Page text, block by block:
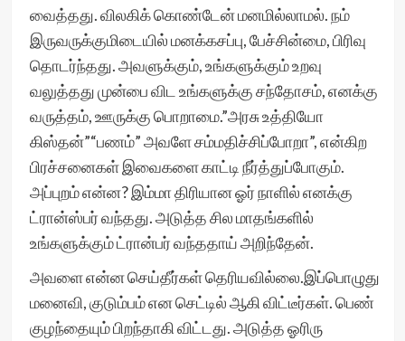
வைத்தது. விலகிக் கொண்டேன் மனமில்லாமல். நம்
இருவருக்குமிடையில் மனக்கசப்பு, பேச்சின்மை, பிரிவு
தொடர்ந்தது. அவளுக்கும், உங்களுக்கும் உறவு
வலுத்தது முன்பை விட உங்களுக்கு சந்தோசம், எனக்கு
வருத்தம், ஊருக்கு பொறாமை.”அரசு உத்தியோ
கிஸ்தன்”“பணம்” அவளே சம்மதிச்சிப்போறா”, என்கிற
பிரச்சனைகள் இவைகளை காட்டி நீர்த்துப்போகும்.
அப்புறம் என்ன? இம்மா திரியான ஓர் நாளில் எனக்கு
ட்ரான்ஸ்பர் வந்தது. அடுத்த சில மாதங்களில்
உங்களுக்கும் ட்ரான்பர் வந்ததாய் அறிந்தேன்.
அவளை என்ன செய்தீர்கள் தெரியவில்லை.இப்பொழுது
மனைவி, குடும்பம் என செட்டில் ஆகி விட்டீர்கள். பெண்
குழந்தையும் பிறந்தாகி விட்டது. அடுத்த ஓரிரு